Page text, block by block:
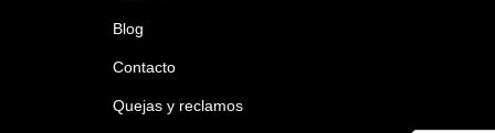
Blog
Contacto
Quejas y reclamos